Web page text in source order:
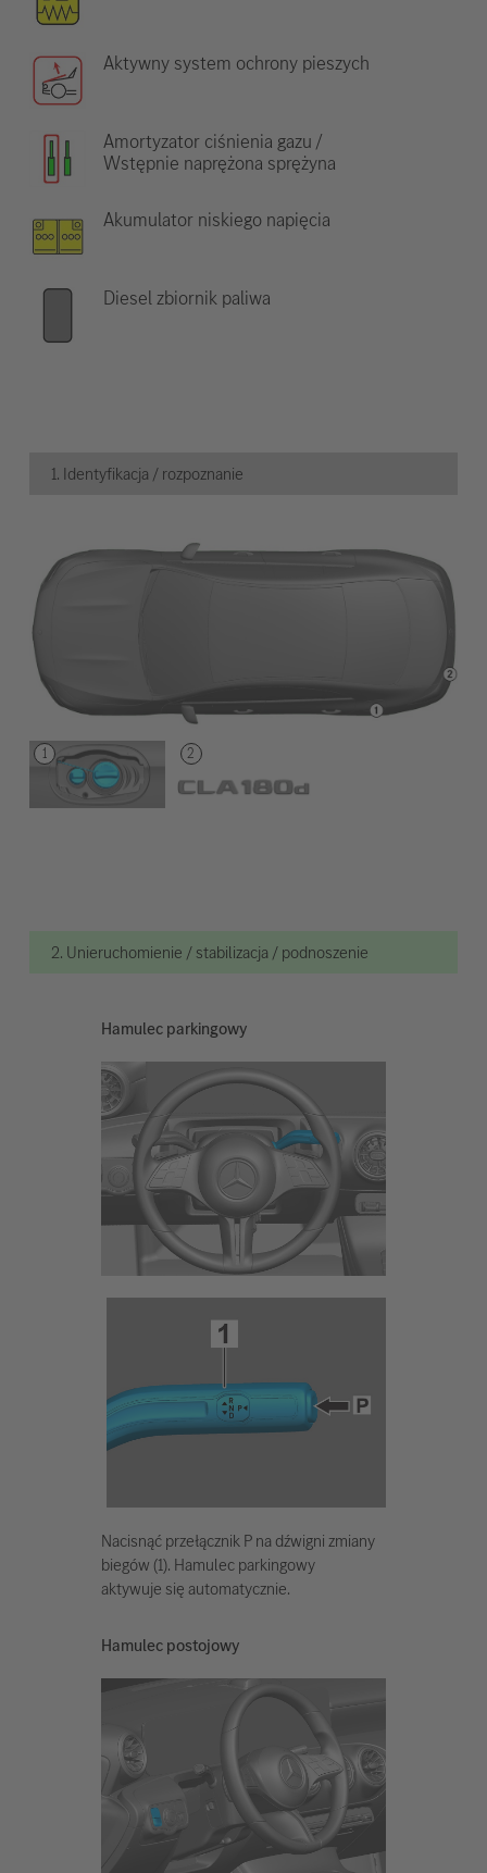
Aktywny system ochrony pieszych
Amortyzator ciśnienia gazu /
Wstępnie naprężona sprężyna
Akumulator niskiego napięcia
Diesel zbiornik paliwa
1. Identyfikacja / rozpoznanie
2. Unieruchomienie / stabilizacja / podnoszenie
Hamulec parkingowy
Nacisnąć przełącznik P na dźwigni zmiany
biegów (1). Hamulec parkingowy
aktywuje się automatycznie.
Hamulec postojowy